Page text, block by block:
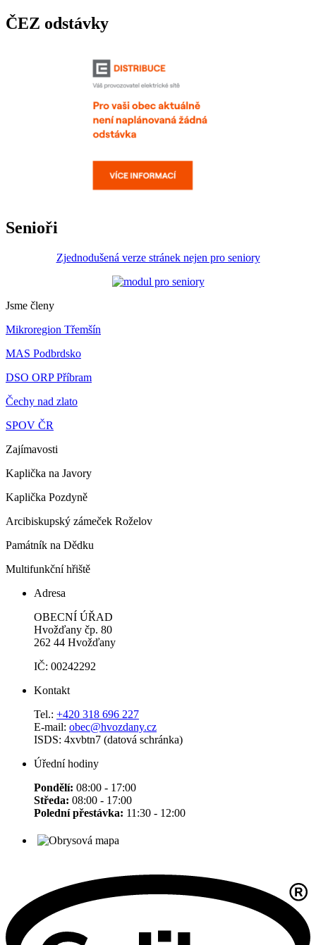
ČEZ odstávky
Senioři
Zjednodušená verze stránek nejen pro seniory
Jsme členy
Mikroregion Třemšín
MAS Podbrdsko
DSO ORP Příbram
Čechy nad zlato
SPOV ČR
Zajímavosti
Kaplička na Javory
Kaplička Pozdyně
Arcibiskupský zámeček Roželov
Památník na Dědku
Multifunkční hřiště
Adresa
OBECNÍ ÚŘAD
Hvožďany čp. 80
262 44 Hvožďany
IČ: 00242292
Kontakt
Tel.: +420 318 696 227
E-mail: obec@hvozdany.cz
ISDS: 4xvbtn7 (datová schránka)
Úřední hodiny
Pondělí: 08:00 - 17:00
Středa: 08:00 - 17:00
Polední přestávka: 11:30 - 12:00